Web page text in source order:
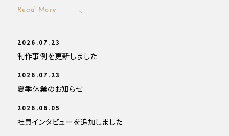
Read More
2026.07.23
制作事例を更新しました
2026.07.23
夏季休業のお知らせ
2026.06.05
社員インタビューを追加しました